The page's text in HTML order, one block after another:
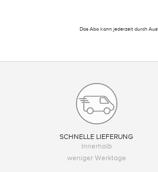
Das Abo kann jederzeit durch
SCHNELLE LIEFERUNG
Innerhalb
weniger Werktage